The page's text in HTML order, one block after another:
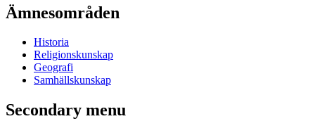
Ämnesområden
Historia
Religionskunskap
Geografi
Samhällskunskap
Secondary menu